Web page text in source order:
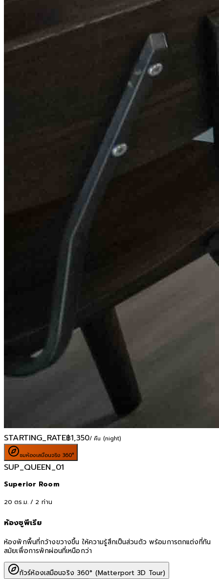
STARTING_RATE฿1,350/ คืน (night)
ชมห้องเสมือนจริง 360°
SUP_QUEEN_01
Superior Room
20 ตร.ม. / 2 ท่าน
ห้องซูพีเรีย
ห้องพักพื้นที่กว้างขวางขึ้น ให้ความรู้สึกเป็นส่วนตัว พร้อมการตกแต่งที่ทัน
สมัยเพื่อการพักผ่อนที่เหนือกว่า
ทัวร์ห้องเสมือนจริง 360° (Matterport 3D Tour)